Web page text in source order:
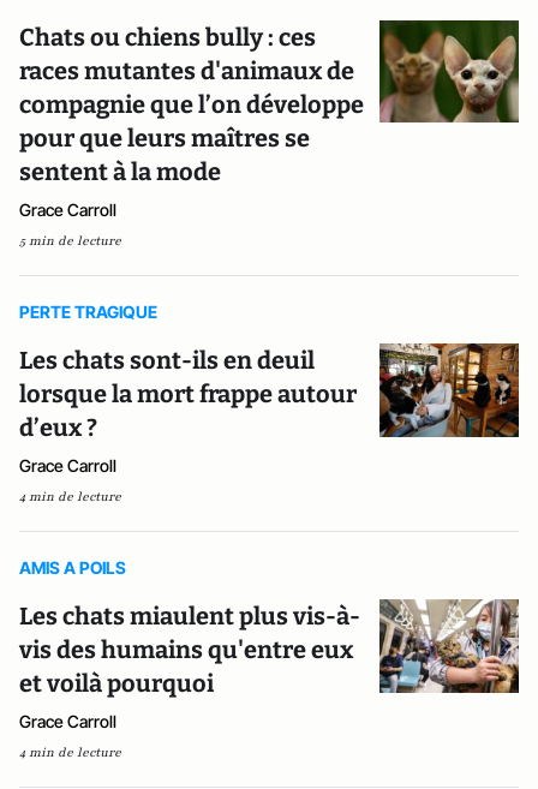
Chats ou chiens bully : ces
races mutantes d'animaux de
compagnie que l’on développe
pour que leurs maîtres se
sentent à la mode
Grace Carroll
5 min de lecture
PERTE TRAGIQUE
Les chats sont-ils en deuil
lorsque la mort frappe autour
d’eux ?
Grace Carroll
4 min de lecture
AMIS A POILS
Les chats miaulent plus vis-à-
vis des humains qu'entre eux
et voilà pourquoi
Grace Carroll
4 min de lecture